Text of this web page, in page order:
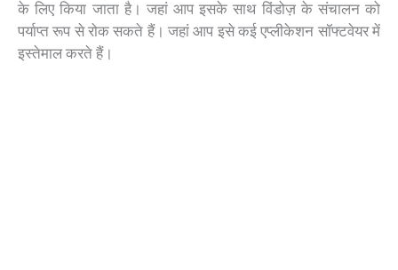
के लिए किया जाता है। जहां आप इसके साथ विंडोज़ के संचालन को
पर्याप्त रूप से रोक सकते हैं। जहां आप इसे कई एप्लीकेशन सॉफ्टवेयर में
इस्तेमाल करते हैं।